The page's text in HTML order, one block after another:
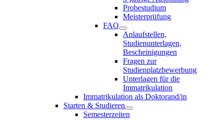
Probestudium
Meisterprüfung
FAQ
Anlaufstellen,
Studienunterlagen,
Bescheinigungen
Fragen zur
Studienplatzbewerbung
Unterlagen für die
Immatrikulation
Immatrikulation als Doktorand/in
Starten & Studieren
Semesterzeiten